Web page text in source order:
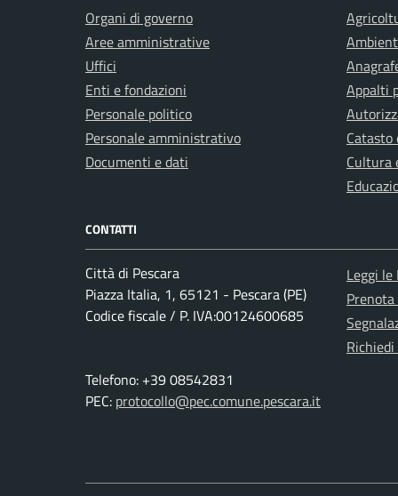
Organi di governo
Aree amministrative
Uffici
Enti e fondazioni
Personale politico
Personale amministrativo
Documenti e dati
Appalti
Cultura
CONTATTI
Città di Pescara
Piazza Italia, 1, 65121 - Pescara (PE)
Codice fiscale / P. IVA:00124600685
Telefono: +39 08542831
PEC: protocollo@pec.comune.pescara.it
Leggi le